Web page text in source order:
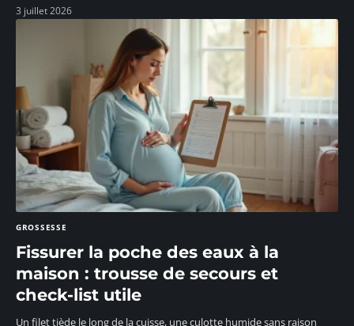
3 juillet 2026
GROSSESSE
Fissurer la poche des eaux à la
maison : trousse de secours et
check-list utile
Un filet tiède le long de la cuisse, une culotte humide sans raison